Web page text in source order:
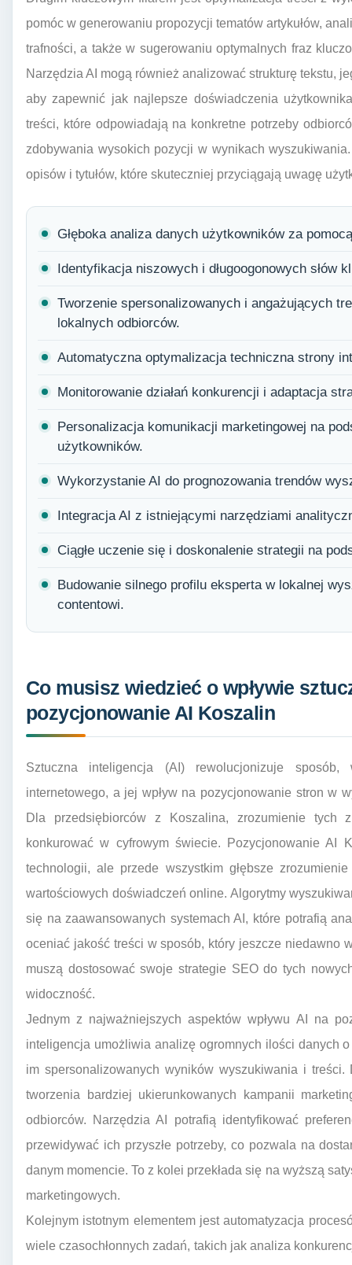
pomóc w generowaniu propozycji tematów artykułów,
trafności, a także w sugerowaniu optymalnych fraz
Narzędzia AI mogą również analizować strukturę tekstu,
aby zapewnić jak najlepsze doświadczenia
treści, które odpowiadają na konkretne potrzeby
zdobywania wysokich pozycji w wynikach
opisów i tytułów, które skuteczniej przyciągają uwagę
Głęboka analiza danych użytkowników za
Identyfikacja niszowych i długoogonowych słów
Tworzenie spersonalizowanych i angażujących
lokalnych odbiorców.
Automatyczna optymalizacja techniczna strony
Monitorowanie działań konkurencji i adaptacja
Personalizacja komunikacji marketingowej na
użytkowników.
Wykorzystanie AI do prognozowania trendów
Integracja AI z istniejącymi narzędziami
Ciągłe uczenie się i doskonalenie strategii na
Budowanie silnego profilu eksperta w lokalnej
contentowi.
Co musisz wiedzieć o wpływie
pozycjonowanie AI Koszalin
Sztuczna inteligencja (AI) rewolucjonizuje
internetowego, a jej wpływ na pozycjonowanie stron w
Dla przedsiębiorców z Koszalina, zrozumienie tych
konkurować w cyfrowym świecie. Pozycjonowanie AI
technologii, ale przede wszystkim głębsze
wartościowych doświadczeń online. Algorytmy
się na zaawansowanych systemach AI, które potrafią
oceniać jakość treści w sposób, który jeszcze niedawno
muszą dostosować swoje strategie SEO do tych
widoczność.
Jednym z najważniejszych aspektów wpływu AI na
inteligencja umożliwia analizę ogromnych ilości danych
im spersonalizowanych wyników wyszukiwania i
tworzenia bardziej ukierunkowanych kampanii
odbiorców. Narzędzia AI potrafią identyfikować
przewidywać ich przyszłe potrzeby, co pozwala na
danym momencie. To z kolei przekłada się na wyższą
marketingowych.
Kolejnym istotnym elementem jest automatyzacja
wiele czasochłonnych zadań, takich jak analiza